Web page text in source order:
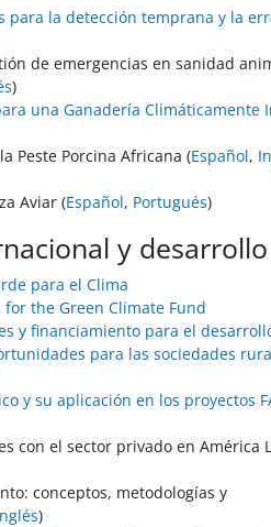
para la detección temprana y la
de emergencias en sanidad
)
una Ganadería Climáticamente
Peste Porcina Africana (Español,
Aviar (Español, Portugués)
y desarrollo
para el Clima
the Green Climate Fund
y financiamiento para el
para las sociedades
y su aplicación en los proyectos
con el sector privado en América
conceptos, metodologías y
)